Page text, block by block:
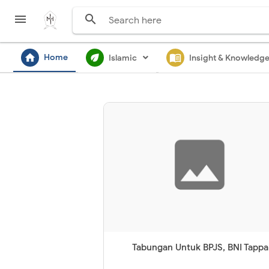
 
home Home ecodIslamic menu_book Insight & Knowledge
Tabungan Untuk BPJS, BNI Tappa